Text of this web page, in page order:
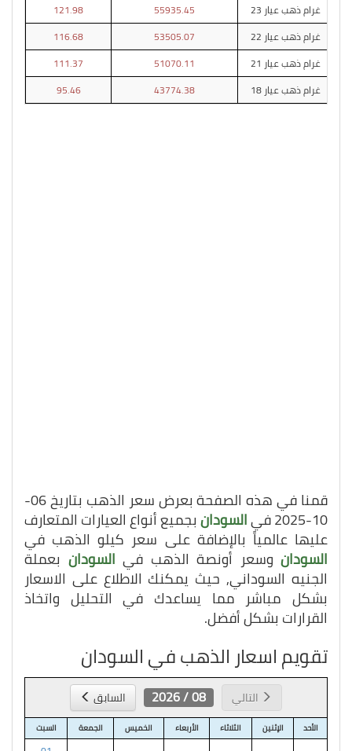
غرام ذهب عيار 23
55935.45
121.98
غرام ذهب عيار 22
53505.07
116.68
غرام ذهب عيار 21
51070.11
111.37
غرام ذهب عيار 18
43774.38
95.46
قمنا في هذه الصفحة بعرض سعر الذهب بتاريخ 06-
10-2025 في السودانبجميع أنواع العيارات المتعارف
عليها عالمياً بالإضافة على سعر كيلو الذهب في
السودان وسعر أونصة الذهب في السودان بعملة
الجنيه السوداني, حيث يمكنك الاطلاع على الاسعار
بشكل مباشر مما يساعدك في التحليل واتخاذ
القرارات بشكل أفضل.
تقويم اسعار الذهب في السودان
التالي 08 / 2026 السابق
الأحد الإثنين الثلاثاء الأربعاء الخميس الجمعة السبت